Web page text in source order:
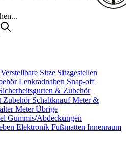
Verstellbare Sitze Sitzgestellen
Lenkradnaben Snap-off
& Zubehör
Zubehör SchaltknaufMeter &
Meter Übrige
Gummis/Abdeckungen
Elektronik Fußmatten Innenraum